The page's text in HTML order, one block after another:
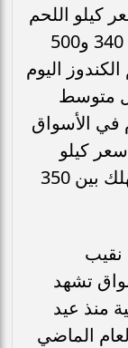
سعر كيلو اللحم
البتلو اليوم في مصر للمستهلك بين 340 و500
اليوم
جنيها.سجل متوسط
في الأسواق
سعر كيلو
اللحم الضأن اليوم في مصر للمستهلك بين 350
نقيب
تشهد
منذ عيد
الماضي